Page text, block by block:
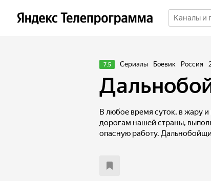
7.5 Сериалы Боевик Россия
В любое время суток, в жару
дорогам нашей страны,
опасную работу.
новые истории, правдивые и